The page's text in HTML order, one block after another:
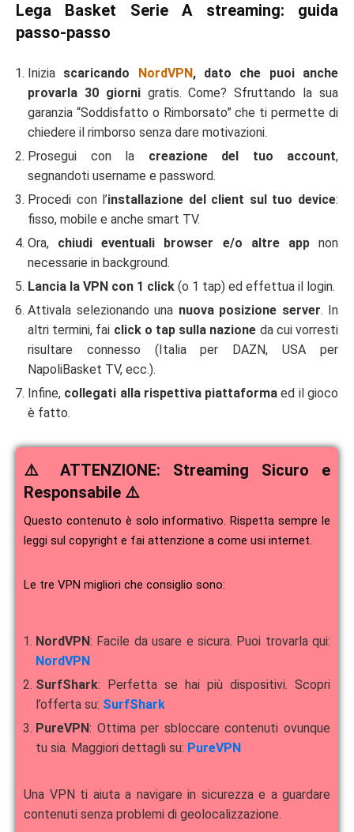
Lega Basket Serie A streaming: guida
passo-passo
Inizia scaricando NordVPN , dato che puoi anche
provarla 30 giornigratis. Come? Sfruttando la sua
garanzia “Soddisfatto o Rimborsato” che ti permette di
chiedere il rimborso senza dare motivazioni.
Prosegui con la creazione del tuo account,
segnandoti username e password.
Procedi con l’installazione del client sul tuo device:
fisso, mobile e anche smart TV.
Ora, chiudi eventuali browser e/o altre appnon
necessarie in background.
Lancia la VPN con 1 click (o 1 tap) ed effettua il login.
Attivala selezionando una nuova posizione server. In
altri termini, fai click o tap sulla nazione da cui vorresti
risultare connesso (Italia per DAZN, USA per
NapoliBasket TV, ecc.).
Infine, collegati alla rispettiva piattaforma ed il gioco
è fatto.
⚠️ ATTENZIONE: Streaming Sicuro e
Responsabile ⚠️
Questo contenuto è solo informativo. Rispetta sempre le
leggi sul copyright e fai attenzione a come usi internet.
Le tre VPN migliori che consiglio sono:
NordVPN: Facile da usare e sicura. Puoi trovarla qui:
NordVPN
SurfShark: Perfetta se hai più dispositivi. Scopri
l’offerta su: SurfShark
PureVPN: Ottima per sbloccare contenuti ovunque
tu sia. Maggiori dettagli su: PureVPN
Una VPN ti aiuta a navigare in sicurezza e a guardare
contenuti senza problemi di geolocalizzazione.